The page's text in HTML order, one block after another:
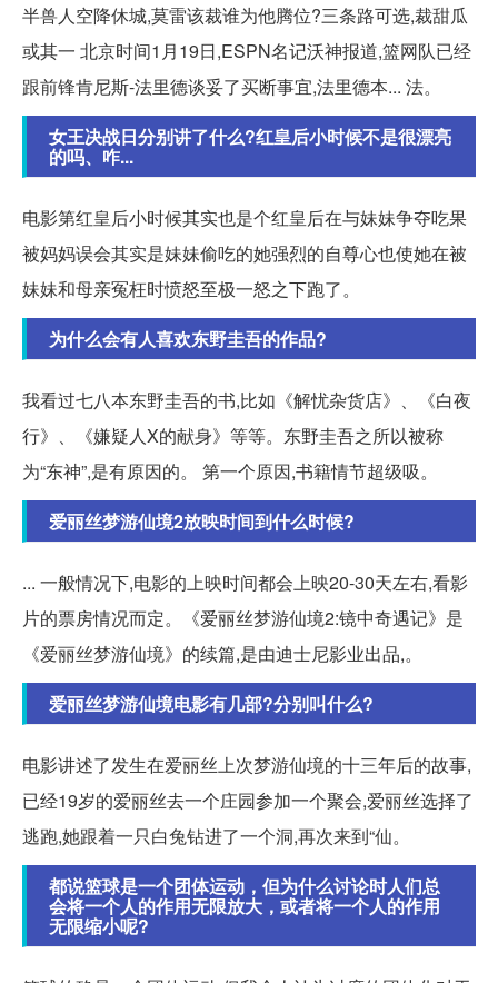
半兽人空降休城,莫雷该裁谁为他腾位?三条路可选,裁甜瓜
或其一 北京时间1月19日,ESPN名记沃神报道,篮网队已经
跟前锋肯尼斯-法里德谈妥了买断事宜,法里德本... 法。
女王决战日分别讲了什么?红皇后小时候不是很漂亮
的吗、咋...
电影第红皇后小时候其实也是个红皇后在与妹妹争夺吃果
被妈妈误会其实是妹妹偷吃的她强烈的自尊心也使她在被
妹妹和母亲冤枉时愤怒至极一怒之下跑了。
为什么会有人喜欢东野圭吾的作品?
我看过七八本东野圭吾的书,比如《解忧杂货店》、《白夜
行》、《嫌疑人X的献身》等等。东野圭吾之所以被称
为“东神”,是有原因的。 第一个原因,书籍情节超级吸。
爱丽丝梦游仙境2放映时间到什么时候?
... 一般情况下,电影的上映时间都会上映20-30天左右,看影
片的票房情况而定。《爱丽丝梦游仙境2:镜中奇遇记》是
《爱丽丝梦游仙境》的续篇,是由迪士尼影业出品,。
爱丽丝梦游仙境电影有几部?分别叫什么?
电影讲述了发生在爱丽丝上次梦游仙境的十三年后的故事,
已经19岁的爱丽丝去一个庄园参加一个聚会,爱丽丝选择了
逃跑,她跟着一只白兔钻进了一个洞,再次来到“仙。
都说篮球是一个团体运动，但为什么讨论时人们总
会将一个人的作用无限放大，或者将一个人的作用
无限缩小呢?